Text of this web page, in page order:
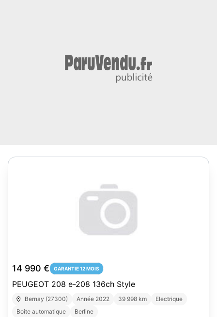
14 990 € GARANTIE 12 MOIS
PEUGEOT 208 e-208 136ch Style
Bernay (27300) Année 2022 39 998 km
Electrique
Boîte automatique
Berline